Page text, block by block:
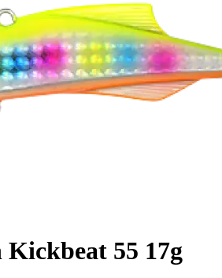
55 17g